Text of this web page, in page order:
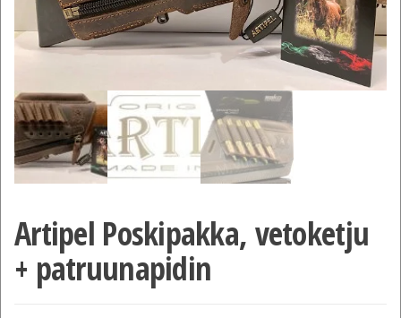
Artipel Poskipakka, vetoketju
+ patruunapidin